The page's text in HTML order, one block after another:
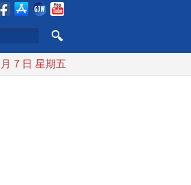
關稅 白海豚颱風最快下午海警
7 日 星期五